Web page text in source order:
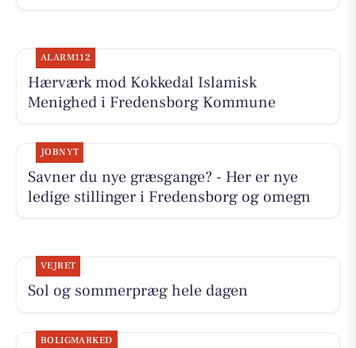
ALARM112
Hærværk mod Kokkedal Islamisk
Menighed i Fredensborg Kommune
JOBNYT
Savner du nye græsgange? - Her er nye
ledige stillinger i Fredensborg og omegn
VEJRET
Sol og sommerpræg hele dagen
BOLIGMARKED